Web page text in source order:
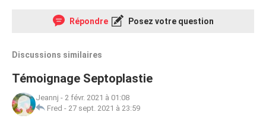
Répondre Posez votre question
Discussions similaires
Témoignage Septoplastie
Jeannj - 2 févr. 2021 à 01:08
Fred - 27 sept. 2021 à 23:59